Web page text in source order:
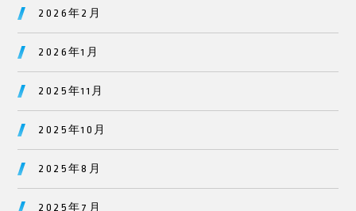
2026年2月
2026年1月
2025年11月
2025年10月
2025年8月
2025年7月